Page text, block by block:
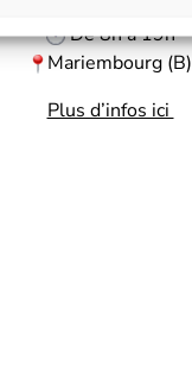
De 8h à 19h
Mariembourg (B)
Plus d’infos ici